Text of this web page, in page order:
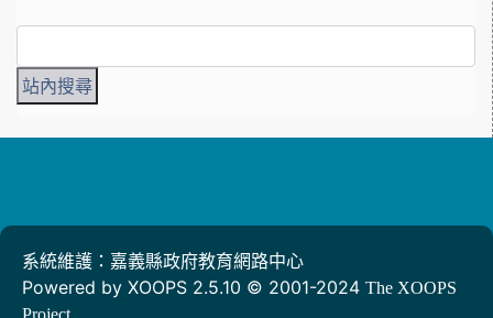
系統維護：嘉義縣政府教育網路中心
Powered by XOOPS 2.5.10 © 2001-2024 The XOOPS
Project